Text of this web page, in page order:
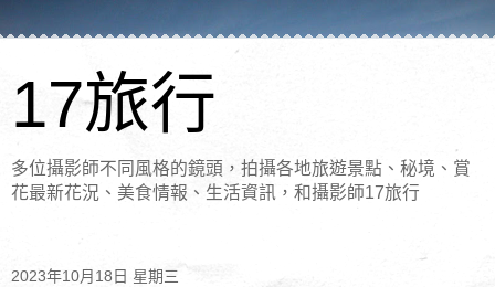
17旅行
多位攝影師不同風格的鏡頭，拍攝各地旅遊景點、秘境、賞
花最新花況、美食情報、生活資訊，和攝影師17旅行
2023年10月18日 星期三